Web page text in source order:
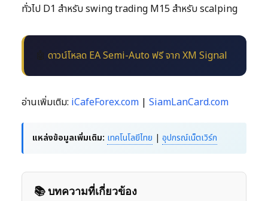
ทั่วไป D1 สำหรับ swing trading M15 สำหรับ scalping
ดาวน์โหลด EA Semi-Auto ฟรี จาก XM Signal
อ่านเพิ่มเติม: iCafeForex.com | SiamLanCard.com
แหล่งข้อมูลเพิ่มเติม: เทคโนโลยีไทย | อุปกรณ์เน็ตเวิร์ก
📚 บทความที่เกี่ยวข้อง